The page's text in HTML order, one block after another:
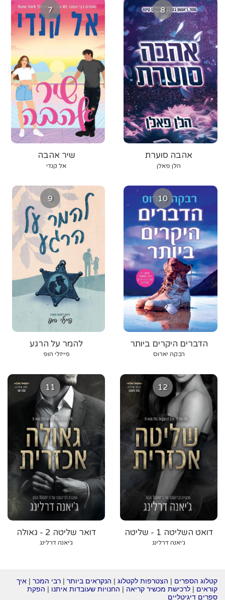
7
שיר אהבה
אל קנדי
8
אהבה סוערת
הלן פאלן
9
להמר על הרגע
פייזלי הופ
10
הדברים היקרים ביותר
רבקה יארוס
11
דואר שליטה 2 - גאולה
אכזרית
ג׳יאנה דרלינג
12
דואט השליטה 1 - שליטה
אכזרית
ג׳יאנה דרלינג
קטלוג הספרים | הצטרפות לקטלוג | הנקראים ביותר | רבי המכר | איך
קוראים | לרכישת מכשיר קריאה | החנויות שעובדות איתנו | הפקת
ספרים דיגיטליים